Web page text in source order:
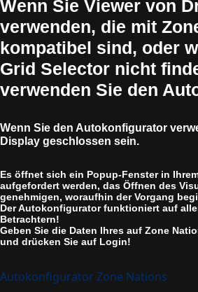
Wenn Sie Viewer von
verwenden, die mit
kompatibel sind, oder
Grid Selector nicht
verwenden Sie den
Wenn Sie den Autokonfigurator
Display geschlossen sein.
Es öffnet sich ein Popup-Fenster in
aufgefordert werden, das Öffnen des
genehmigen, woraufhin der Vorgang
Der Autokonfigurator funktioniert auf
Betrachtern!
Geben Sie die Daten Ihres auf Zone
und drücken Sie auf Login!
Autokonfigurator Zone Nations